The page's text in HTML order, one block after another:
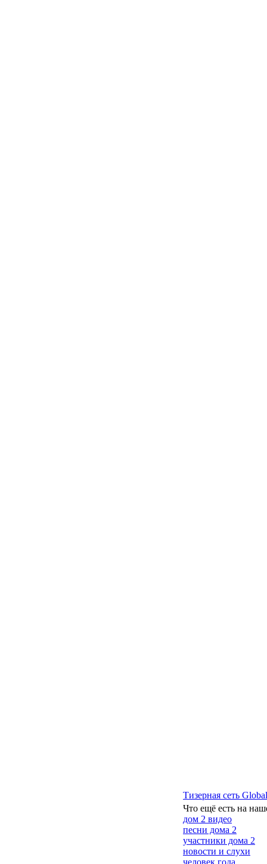
Тизерная сеть
Что ещё есть на
дом 2 видео
песни дома 2
участники дома 2
новости и слухи
человек года